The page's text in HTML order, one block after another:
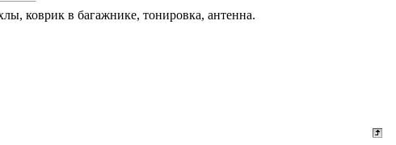
коврик в багажнике, тонировка, антенна.